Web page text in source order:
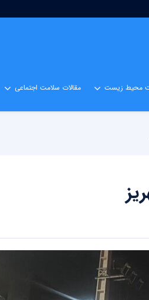
محیط زیست مقالات سلامت اجتماعی